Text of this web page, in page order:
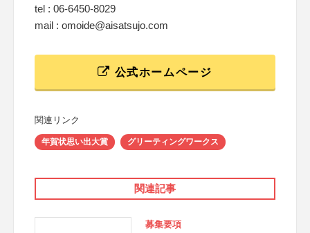
tel : 06-6450-8029
mail : omoide@aisatsujo.com
公式ホームページ
関連リンク
年賀状思い出大賞 グリーティングワークス
関連記事
募集要項